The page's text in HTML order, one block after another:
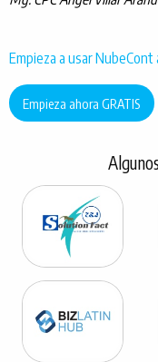
Empieza a usar NubeCont
Empieza ahora GRATIS